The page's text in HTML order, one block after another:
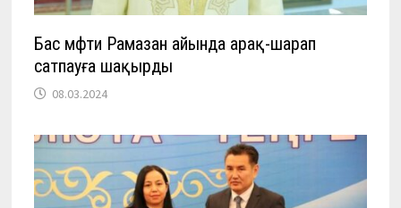
Бас мүфти Рамазан айында арақ-шарап
сатпауға шақырды
08.03.2024